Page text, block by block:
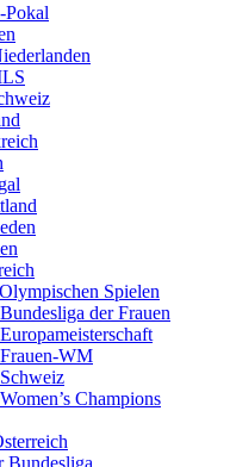
Pokal
Spielen
der Frauen
WM
Champions
Bundesliga